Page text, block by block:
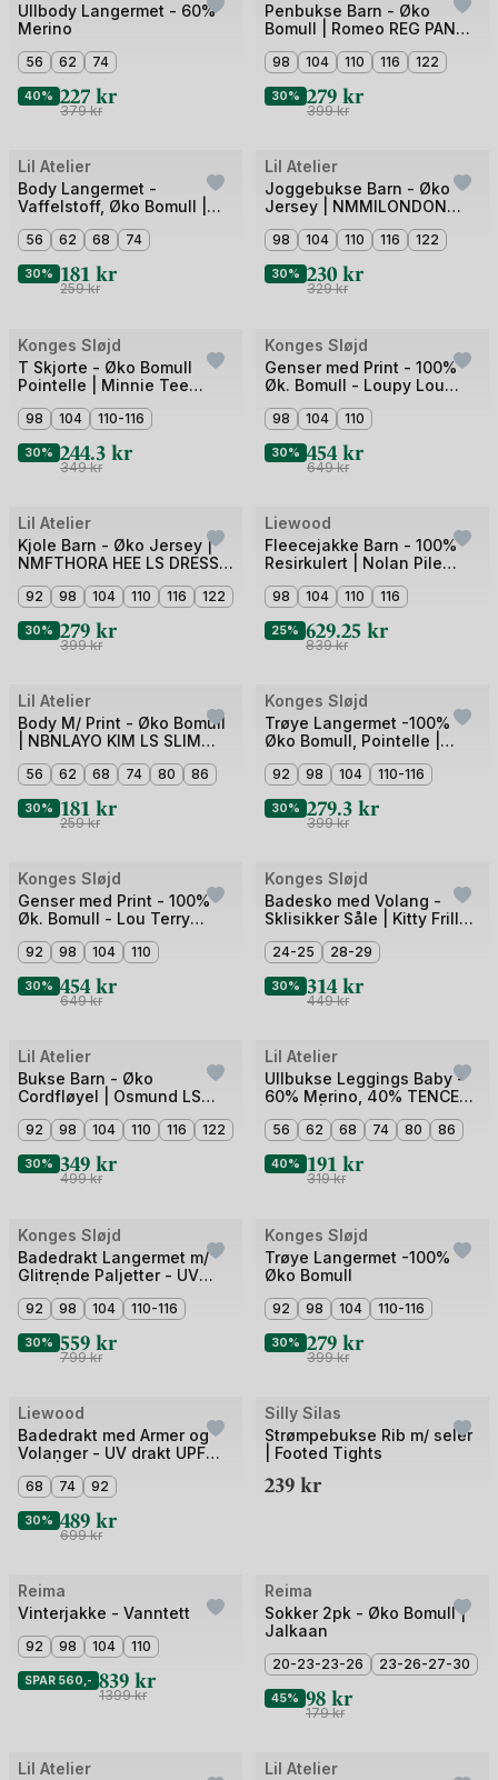
av
Ullbody Langermet - 60%
Merino
56 62 74
40% 227 kr
379kr
av
Penbukse Barn - Øko
Bomull | Romeo REG PANT
98 104 110 116 122
30% 279 kr
399kr
Outlet
Bilde
av
Lil Atelier
Body Langermet -
Vaffelstoff, Øko Bomull |
NBFOSANNE LS SLIM BODY
LIL
56 62 68 74
30% 181 kr
259kr
Outlet
Bilde
av
4
Lil Atelier
Joggebukse Barn - Øko
Jersey | NMMILONDON
REN SWEAT PANT LIL
98 104 110 116 122
30% 230 kr
329kr
Outlet
Bilde
av
Konges Sløjd
T Skjorte - Øko Bomull
Pointelle | Minnie Tee
98 104 110-116
30% 244.3 kr
349kr
Outlet
Bilde
av
Konges Sløjd
Genser med Print - 100%
Øk. Bomull - Loupy Lou
98 104 110
30% 454kr
649kr
Outlet
Bilde
av
Lil Atelier
Kjole Barn - Øko Jersey |
NMFTHORA HEE LS DRESS
92 98 104 110 116 122
30% 279 kr
399kr
Bilde
av
Liewood
Fleecejakke Barn - 100%
Resirkulert | Nolan Pile
98 104 110 116
25% 629.25 kr
839kr
Outlet
Bilde
av
4
Lil Atelier
Body M/ Print - Øko Bomull
| NBNLAYO KIM LS SLIM
56 62 68 74 80 86
30% 181 kr
259kr
Outlet
Bilde
av
Konges Sløjd
Trøye Langermet -100%
Øko Bomull, Pointelle |
92 98 104 110-116
30% 279.3 kr
399kr
Outlet
Bilde
av
Konges Sløjd
Genser med Print - 100%
Øk. Bomull - Lou Terry
92 98 104 110
30% 454kr
649kr
Outlet
Bilde
av
Konges Sløjd
Badesko med Volang -
Sklisikker Såle | Kitty Frill
24-25 28-29
30% 314kr
449kr
Outlet
Bilde
av
Lil Atelier
Bukse Barn - Øko
Cordfløyel | Osmund LS
Cord Pant
92 98 104 110 116 122
30% 349 kr
499kr
Outlet
Bilde
av
Lil Atelier
Ullbukse Leggings Baby -
60% Merino, 40% TENCEL
Modal | Nalu Wo/Mo Slim
Legging
56 62 68 74 80 86
40% 191 kr
319kr
Outlet
Bilde
av
Konges Sløjd
Badedrakt Langermet m/
Glitrende Paljetter - UV
92 98 104 110-116
30% 559 kr
799kr
Outlet
Bilde
av
Konges Sløjd
Trøye Langermet -100%
Øko Bomull
92 98 104 110-116
30% 279 kr
399kr
Outlet
Bilde
av
4
Liewood
Badedrakt med Armer og
Volanger - UV drakt UPF
Swimsuit
68 74 92
30% 489 kr
699kr
Bilde
av
Silly Silas
Strømpebukse Rib m/ seler
| Footed Tights
239 kr
Outlet
Bilde
av
Reima
Vinterjakke - Vanntett
92 98 104 110
SPAR 560,- 839 kr
1399kr
Outlet
Bilde
av
Reima
Sokker 2pk - Øko Bomull |
Jalkaan
20-23-23-26 23-26-27-30
45% 98 kr
179kr
Outlet
Bilde
Lil Atelier
Outlet
Bilde
Lil Atelier